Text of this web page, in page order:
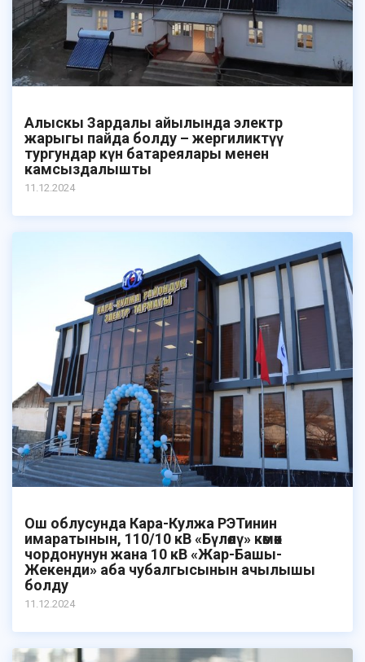
Алыскы Зардалы айылында электр
жарыгы пайда болду – жергиликтүү
тургундар күн батареялары менен
камсыздалышты
11.12.2024
Ош облусунда Кара-Кулжа РЭТинин
имаратынын, 110/10 кВ «Бүлөлү» көмөк
чордонунун жана 10 кВ «Жар-Башы-
Жекенди» аба чубалгысынын ачылышы
болду
11.12.2024